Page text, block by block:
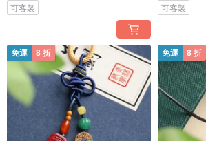
[ 硃砂真假辨別 ]
⑴ 用火燒2-3秒硃砂會變黑等幾秒會變成原來的顏色。
⑵ 光澤度強，高含量紫金砂光度強可反光。
⑶真硃砂切開可以看到清晰晶體顆粒，礦爍。
可客製 可客製
免運 8 折 免運 8 折